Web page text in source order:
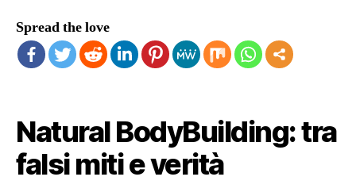
Spread the love
Natural BodyBuilding: tra
falsi miti e verità